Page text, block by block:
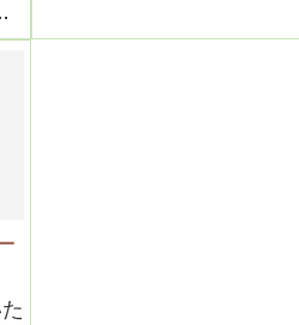
せ、両々相俟って愈々地上天